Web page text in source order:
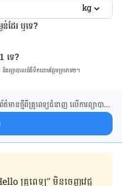
kg
ដែរ ឬទេ?
ទេ?
និង​ព្យា​បាល​ជំ​ងឺ​ទឹក​នោម​ផ្អែម​ប្រភេទ២។
មាន​ថ្មី​ពី​គ្រូពេទ្យ​ជំនាញ លើ​ការ​ព្យា​បាល​
ង​ប្រអប់​សារ​របស់​អ្នក។
គ្រូពេទ្យ” មិន​ចេញ​វេជ្ជ